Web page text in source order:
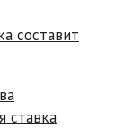
составит